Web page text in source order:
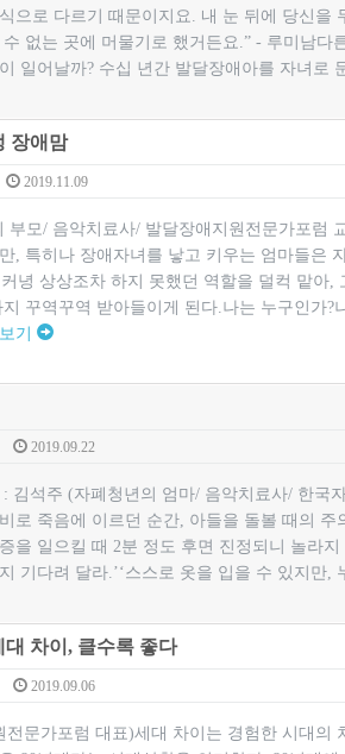
으로 다르기 때문이지요. 내 눈 뒤에 당신을
수 없는 곳에 머물기로 했거든요.” - 루미남다
일어날까? 수십 년간 발달장애아를 자녀
장애맘
2019.11.09
부모/ 음악치료사/ 발달장애지원전문가포럼
, 특히나 장애자녀를 낳고 키우는 엄마들은
녕 상상조차 하지 못했던 역할을 덜컥 맡아,
꾸역꾸역 받아들이게 된다.나는 누구인가?
기
2019.09.22
: 김석주 (자폐청년의 엄마/ 음악치료사/ 한국
로 죽음에 이르던 순간, 아들을 돌볼 때의 주
을 일으킬 때 2분 정도 후면 진정되니 놀라
기다려 달라.’‘스스로 옷을 입을 수 있지만
차이, 클수록 좋다
2019.09.06
전문가포럼 대표)세대 차이는 경험한 시대의